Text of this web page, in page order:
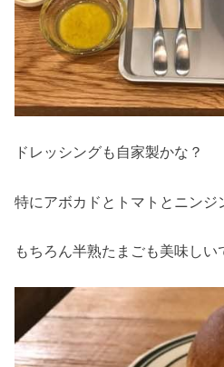
ドレッシングも自家製かな？
特にアボカドとトマトとニンジ
もちろん半熟たまごも美味しい